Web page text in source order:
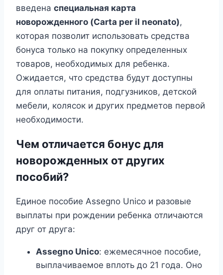
введена специальная карта
новорожденного (Carta per il neonato),
которая позволит использовать средства
бонуса только на покупку определенных
товаров, необходимых для ребенка.
Ожидается, что средства будут доступны
для оплаты питания, подгузников, детской
мебели, колясок и других предметов первой
необходимости.
Чем отличается бонус для
новорожденных от других
пособий?
Единое пособие Assegno Unico и разовые
выплаты при рождении ребенка отличаются
друг от друга:
Assegno Unico: ежемесячное пособие,
выплачиваемое вплоть до 21 года. Оно